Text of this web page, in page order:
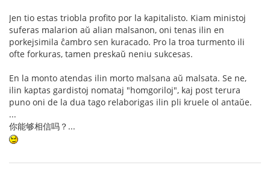
Jen tio estas triobla profito por la kapitalisto. Kiam ministoj
suferas malarion aŭ alian malsanon, oni tenas ilin en
porkejsimila ĉambro sen kuracado. Pro la troa turmento ili
ofte forkuras, tamen preskaŭ neniu sukcesas.
En la monto atendas ilin morto malsana aŭ malsata. Se ne,
ilin kaptas gardistoj nomataj "homgoriloj", kaj post terura
puno oni de la dua tago relaborigas ilin pli kruele ol antaŭe.
...
你能够相信吗？...